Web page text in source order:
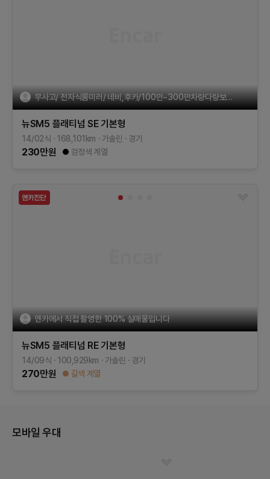
무사고/ 전자식룸미러/ 네비,후카/100만~300만차량다량보유할부
뉴SM5 플래티넘 SE기본형
14/02식 168,101 km 가솔린 경기
230만원 검정색 계열
엔카에서 직접 촬영한 100% 실매물입니다
뉴SM5 플래티넘 RE기본형
14/09식 100,929km 가솔린 경기
270만원 갈색 계열
모바일 우대